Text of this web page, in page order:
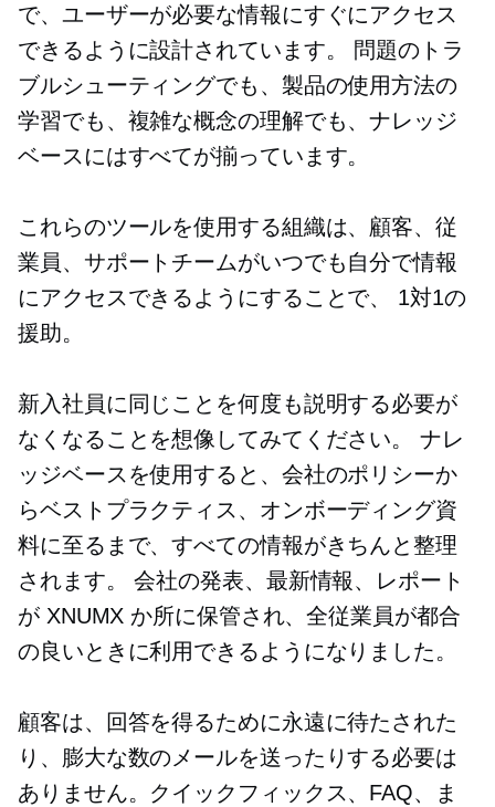
で、ユーザーが必要な情報にすぐにアクセス
できるように設計されています。 問題のトラ
ブルシューティングでも、製品の使用方法の
学習でも、複雑な概念の理解でも、ナレッジ
ベースにはすべてが揃っています。
これらのツールを使用する組織は、顧客、従
業員、サポートチームがいつでも自分で情報
にアクセスできるようにすることで、 1対1の
援助。
新入社員に同じことを何度も説明する必要が
なくなることを想像してみてください。 ナレ
ッジベースを使用すると、会社のポリシーか
らベストプラクティス、オンボーディング資
料に至るまで、すべての情報がきちんと整理
されます。 会社の発表、最新情報、レポート
が XNUMX か所に保管され、全従業員が都合
の良いときに利用できるようになりました。
顧客は、回答を得るために永遠に待たされた
り、膨大な数のメールを送ったりする必要は
ありません。クイックフィックス、FAQ、ま